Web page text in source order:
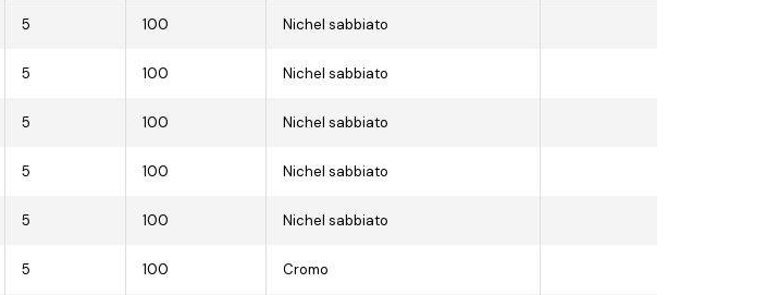
5 100 Nichel sabbiato
5 100 Nichel sabbiato
5 100 Nichel sabbiato
5 100 Nichel sabbiato
5 100 Nichel sabbiato
5 100 Cromo